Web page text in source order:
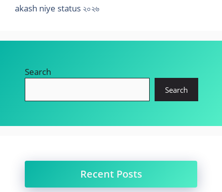
akash niye status ২০২৬
Search
Search
Recent Posts